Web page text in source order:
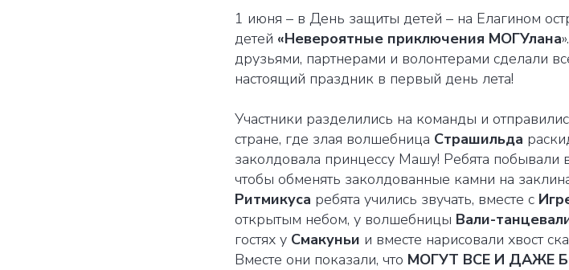
1 июня – в День защиты детей – на Елагином
детей «‎Невероятные приключения МОГУлана
друзьями, партнерами и волонтерами сделали
настоящий праздник в первый день лета!
Участники разделились на команды и
стране, где злая волшебница Страшильда
заколдовала принцессу Машу! Ребята побывали
чтобы обменять заколдованные камни на
Ритмикуса ребята учились звучать, вместе с
открытым небом, у волшебницы Вали-
гостях у Смакуньи и вместе нарисовали хвост
Вместе они показали, что МОГУТ ВСЕ И ДАЖЕ